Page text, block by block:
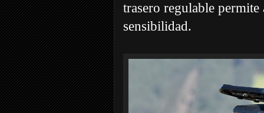
trasero regulable
sensibilidad.